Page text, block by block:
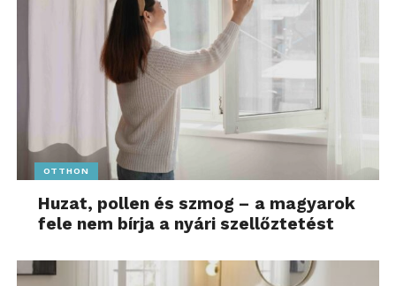
OTTHON
Huzat, pollen és szmog – a magyarok
fele nem bírja a nyári szellőztetést